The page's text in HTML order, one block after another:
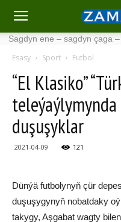
ene – sagdyn çaga –
Esasy Sport Futbol
“El Klasiko”
duşuşyklar
2021-04-09 121
Dünýä futbolynyň çür
duşuşygynyň nobatdaky
takygy, Aşgabat wagty bilen